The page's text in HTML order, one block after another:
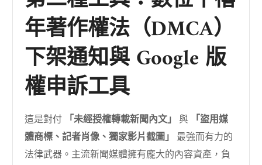
年著作權法（DMCA）
下架通知與 Google 版
權申訴工具
這是對付 「未經授權轉載新聞內文」 與
「盜用媒
體商標、記者肖像、獨家影片截圖」 最強而有力的
法律武器。主流新聞媒體擁有龐大的內容資產，負